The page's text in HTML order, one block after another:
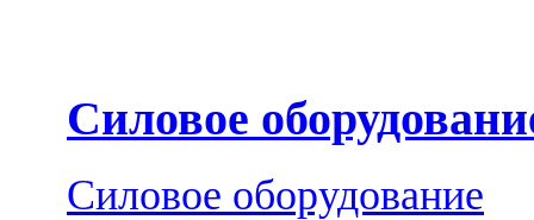
Силовое
Силовое оборудование